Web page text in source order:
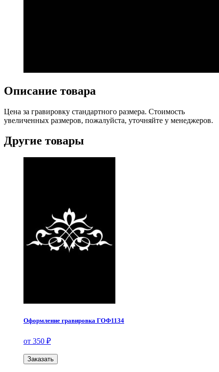
Описание товара
Цена за гравировку стандартного размера. Стоимость
увеличенных размеров, пожалуйста, уточняйте у менеджеров.
Другие товары
Оформление гравировка ГОФ1134
от 350 ₽
Заказать